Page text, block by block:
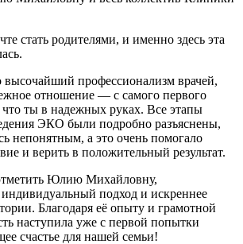
стать родителями, и именно здесь эта
высочайший профессионализм врачей,
отношение — с самого первого
что ты в надежных руках. Все этапы
ЭКО были подробно разъяснены,
непонятным, а это очень помогало
и верить в положительный результат.
Юлию Михайловну,
индивидуальный подход и искреннее
Благодаря её опыту и грамотной
наступила уже с первой попытки
счастье для нашей семьи!